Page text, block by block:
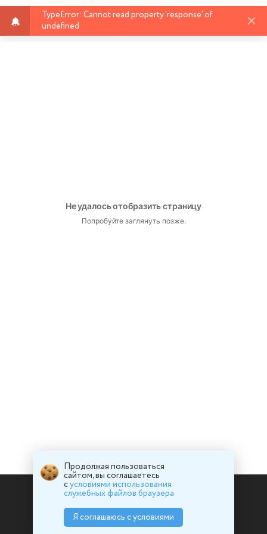
TypeError: Cannot read property 'response' of
undefined
Не удалось отобразить страницу
Попробуйте заглянуть позже.
Продолжая пользоваться
сайтом, вы соглашаетесь
сусловиями использования
служебных файлов браузера
Я соглашаюсь с условиями